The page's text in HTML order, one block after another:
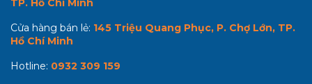
TP. Hồ Chí Minh
Cửa hàng bán lẻ: 145 Triệu Quang Phục, P. Chợ Lớn, TP.
Hồ Chí Minh
Hotline: 0932 309 159